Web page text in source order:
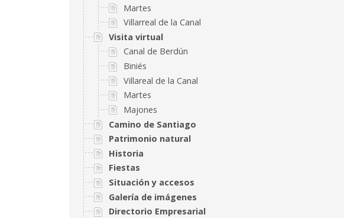
Martes
Villarreal de la Canal
Visita virtual
Canal de Berdún
Biniés
Villareal de la Canal
Martes
Majones
Camino de Santiago
Patrimonio natural
Historia
Fiestas
Situación y accesos
Galería de imágenes
Directorio Empresarial